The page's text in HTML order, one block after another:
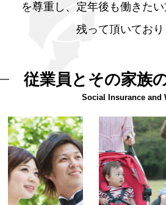
を尊重し、定年後も働きた
残って頂いており
従業員とその家族
Social Insurance and